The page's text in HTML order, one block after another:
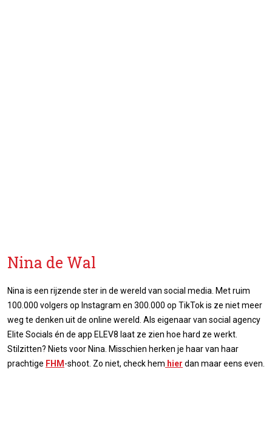
Nina de Wal
Nina is een rijzende ster in de wereld van social media. Met ruim
100.000 volgers op Instagram en 300.000 op TikTok is ze niet meer
weg te denken uit de online wereld. Als eigenaar van social agency
Elite Socials én de app ELEV8 laat ze zien hoe hard ze werkt.
Stilzitten? Niets voor Nina. Misschien herken je haar van haar
prachtige FHM -shoot. Zo niet, check hem hier dan maar eens even.